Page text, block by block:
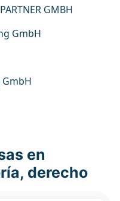
GMBH
GmbH
en
derecho